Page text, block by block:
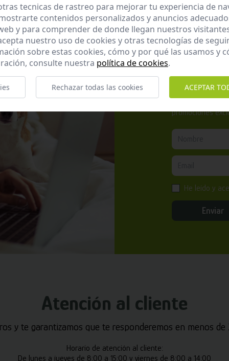
Suscríbete a
promociones
He leído y
Enviar
Atención al cliente
y te garantizamos que te responderemos en menos de
Horario de atención al cliente:
De lunes a jueves de 8:00 a 15:00 y viernes de 8:00 a 14:00
tecnicas de rastreo para mejorar tu experiencia de
contenidos personalizados y anuncios
y para comprender de donde llegan nuestros
nuestro uso de cookies y otras tecnologías de
sobre estas cookies, cómo y por qué las usamos y
consulte nuestra política de cookies.
Rechazar todas las cookies ACEPTAR